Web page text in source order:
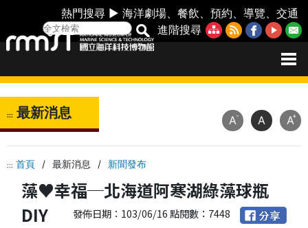
熱門搜尋 ►海洋劇場 、餐飲 、預約 、導覽 、交通
進階搜尋
::: 最新消息
::: 首頁 / 最新消息 / 新聞發布
A- A A+
藻♥幸福─北海道阿寒湖綠藻球瓶
DIY
發佈日期：103/06/16 點閱數：7448